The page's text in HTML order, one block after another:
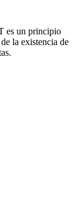
es un principio
la existencia de